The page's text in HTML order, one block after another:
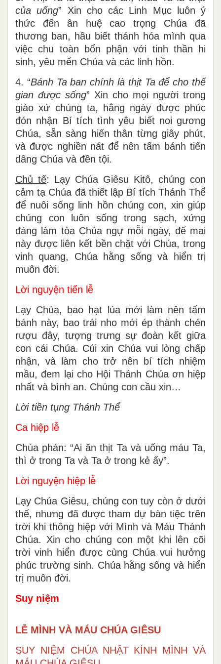
của uống” Xin cho các Linh Mục luôn ý
thức đến ân huệ cao trọng Chúa đã
thương ban, hầu biết thánh hóa mình qua
việc chu toàn bổn phận với tinh thần hi
sinh, yêu mến Chúa và các linh hồn.
4. “Bánh Ta ban chính là thịt Ta để cho thế
gian được sống” Xin cho mọi người trong
giáo xứ chúng ta, hằng ngày được phúc
đón nhận Bí tích tình yêu biết noi gương
Chúa, sẵn sàng hiến thân từng giây phút,
và được nghiền nát để nên tấm bánh tiến
dâng Chúa và đền tội.
Chủ tế: Lạy Chúa Giêsu Kitô, chúng con
cảm tạ Chúa đã thiết lập Bí tích Thánh Thể
để nuôi sống linh hồn chúng con, xin giúp
chúng con luôn sống trong sạch, xứng
đáng làm tòa Chúa ngự mỗi ngày, để mai
này được liên kết bền chặt với Chúa, trong
vinh quang, Chúa hằng sống và hiển trị
muôn đời.
Lời nguyện tiến lễ
Lạy Chúa, bao hạt lúa mới làm nên tấm
bánh này, bao trái nho mới ép thành chén
rượu đây, tượng trưng sự đoàn kết giữa
con cái Chúa. Cúi xin Chúa vui lòng chấp
nhận, và làm cho trở nên bí tích nhiệm
mầu, đem lại cho Hội Thánh Chúa ơn hiệp
nhất và bình an. Chúng con cầu xin…
Lời tiền tụng Thánh Thể
Ca hiệp lễ
Chúa phán: “Ai ăn thịt Ta và uống máu Ta,
thì ở trong Ta và Ta ở trong kẻ ấy”.
Lời nguyện hiệp lễ
Lạy Chúa Giêsu, chúng con tuy còn ở dưới
thế, nhưng đã được tham dự bàn tiệc trên
trời khi thông hiệp với Mình và Máu Thánh
Chúa. Xin cho chúng con một khi lên cõi
trời vinh hiển được cùng Chúa vui hưởng
phúc trường sinh. Chúa hằng sống và hiển
trị muôn đời.
Suy niệm
LỄ MÌNH VÀ MÁU CHÚA GIÊSU
SUY NIỆM CHÚA NHẬT KÍNH MÌNH VÀ